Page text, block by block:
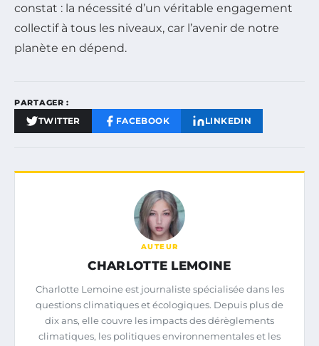
constat : la nécessité d’un véritable engagement
collectif à tous les niveaux, car l’avenir de notre
planète en dépend.
PARTAGER :
TWITTER FACEBOOK LINKEDIN
AUTEUR
CHARLOTTE LEMOINE
Charlotte Lemoine est journaliste spécialisée dans les
questions climatiques et écologiques. Depuis plus de
dix ans, elle couvre les impacts des dérèglements
climatiques, les politiques environnementales et les